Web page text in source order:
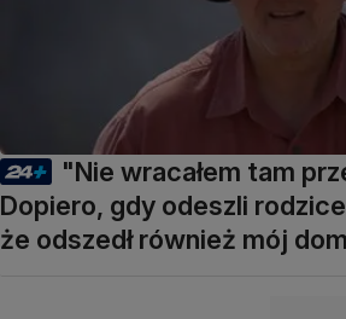
"Nie wracałem tam
Dopiero, gdy odeszli
że odszedł również mój